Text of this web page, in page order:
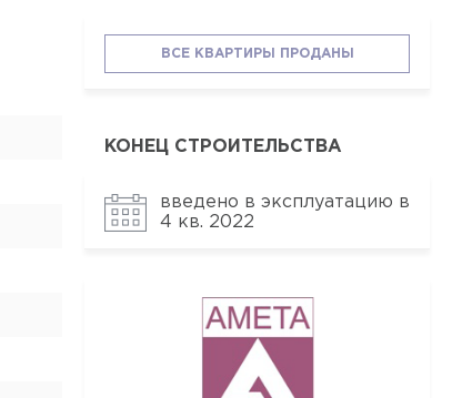
ВСЕ КВАРТИРЫ ПРОДАНЫ
КОНЕЦ СТРОИТЕЛЬСТВА
введено в эксплуатацию в
4 кв. 2022